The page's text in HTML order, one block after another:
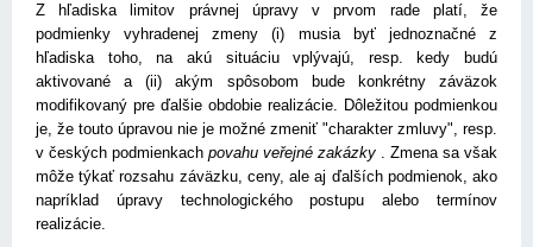
Z hľadiska limitov právnej úpravy v prvom rade platí, že
podmienky vyhradenej zmeny (i) musia byť jednoznačné z
hľadiska toho, na akú situáciu vplývajú, resp. kedy budú
aktivované a (ii) akým spôsobom bude konkrétny záväzok
modifikovaný pre ďalšie obdobie realizácie. Dôležitou podmienkou
je, že touto úpravou nie je možné zmeniť "charakter zmluvy", resp.
v českých podmienkach povahu veřejné zakázky . Zmena sa však
môže týkať rozsahu záväzku, ceny, ale aj ďalších podmienok, ako
napríklad úpravy technologického postupu alebo termínov
realizácie.